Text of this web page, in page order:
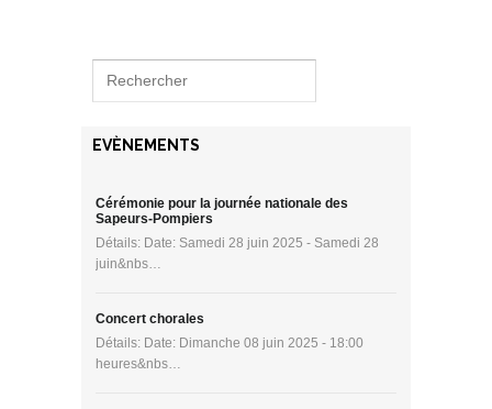
EVÈNEMENTS
Cérémonie pour la journée nationale des
Sapeurs-Pompiers
Détails: Date: Samedi 28 juin 2025 - Samedi 28
juin&nbs…
Concert chorales
Détails: Date: Dimanche 08 juin 2025 - 18:00
heures&nbs…